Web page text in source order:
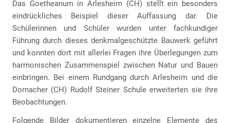
Das Goetheanum in Arlesheim (CH) stellt ein besonders
eindrückliches Beispiel dieser Auffassung dar. Die
Schülerinnen und Schüler wurden unter fachkundiger
Führung durch dieses denkmalgeschützte Bauwerk geführt
und konnten dort mit allerlei Fragen ihre Überlegungen zum
harmonischen Zusammenspiel zwischen Natur und Bauen
einbringen. Bei einem Rundgang durch Arlesheim und die
Dornacher (CH) Rudolf Steiner Schule erweiterten sie ihre
Beobachtungen.
Folgende Bilder dokumentieren einzelne Elemente des